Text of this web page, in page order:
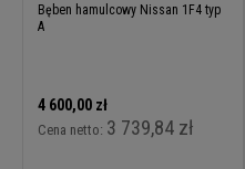
Bęben hamulcowy Nissan 1F4 typ
A
4 600,00 zł
Cena netto: 3 739,84 zł